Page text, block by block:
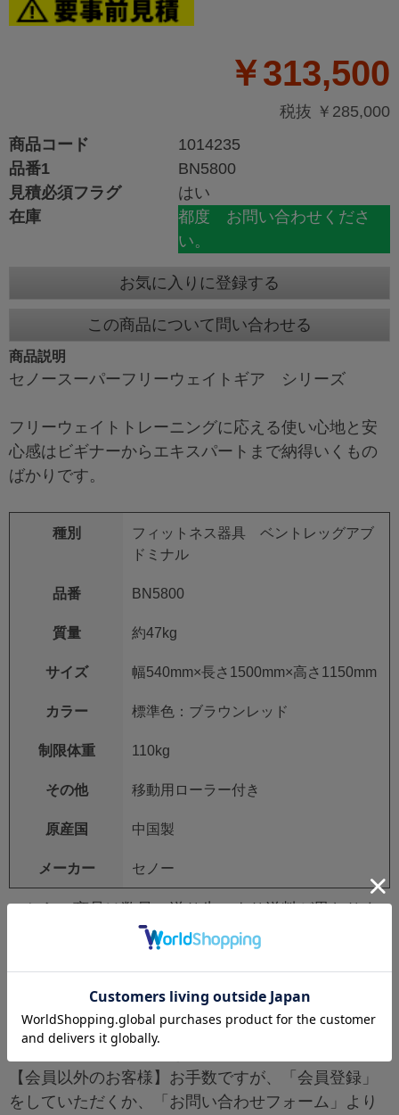
￥313,500
税抜 ￥285,000
商品コード
1014235
品番1
BN5800
見積必須フラグ
はい
在庫
都度 お問い合わせくださ
い。
お気に入りに登録する
この商品について問い合わせる
商品説明
セノースーパーフリーウェイトギア シリーズ
フリーウェイトトレーニングに応える使い心地と安
心感はビギナーからエキスパートまで納得いくもの
ばかりです。
種別
フィットネス器具 ベントレッグアブ
ドミナル
品番 BN5800
質量 約47kg
サイズ 幅540mm×長さ1500mm×高さ1150mm
カラー 標準色：ブラウンレッド
制限体重 110kg
その他 移動用ローラー付き
原産国 中国製
メーカー セノー
こちらの商品は数量・送り先により送料が異なりま
【会員登録がお済のお客様】買い物かごに入れたあ
【会員以外のお客様】お手数ですが、「会員登録」
をしていただくか、「お問い合わせフォーム」より